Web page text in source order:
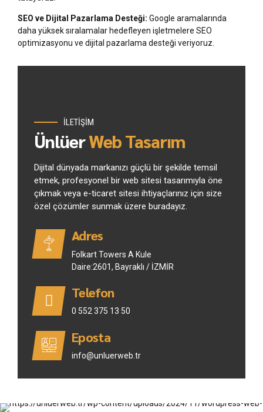
SEO ve Dijital Pazarlama Desteği: Google aramalarında
daha yüksek sıralamalar hedefleyen işletmelere SEO
optimizasyonu ve dijital pazarlama desteği veriyoruz.
İLETİŞİM
ÜnlüerWeb Tasarım
Dijital dünyada markanızı güçlü bir şekilde temsil
etmek, profesyonel bir web sitesi tasarımıyla öne
çıkmak veya e-ticaret sitesi ihtiyaçlarınız için size
özel çözümler sunmak üzere buradayız.
Adres
Folkart Towers A Kule
Daire:2601, Bayraklı / İZMİR
Telefon
0 552 375 13 50
Eposta
info@unluerweb.tr